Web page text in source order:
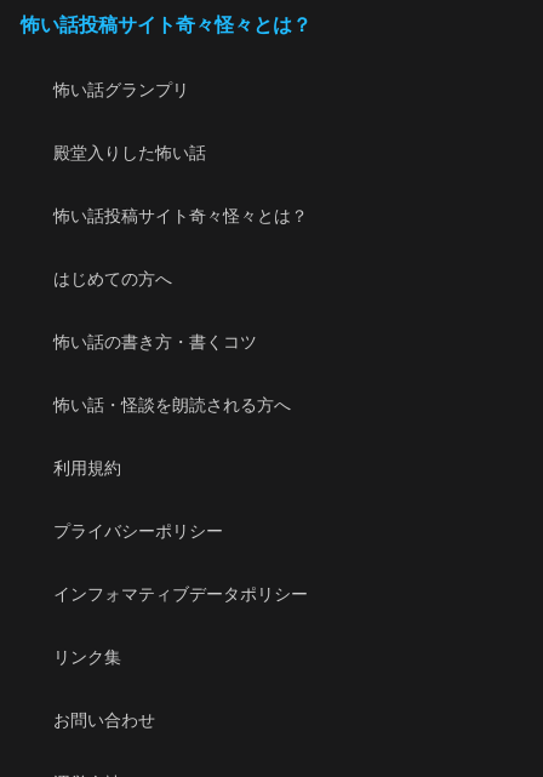
怖い話投稿サイト奇々怪々とは？
怖い話グランプリ
殿堂入りした怖い話
怖い話投稿サイト奇々怪々とは？
はじめての方へ
怖い話の書き方・書くコツ
怖い話・怪談を朗読される方へ
利用規約
プライバシーポリシー
インフォマティブデータポリシー
リンク集
お問い合わせ